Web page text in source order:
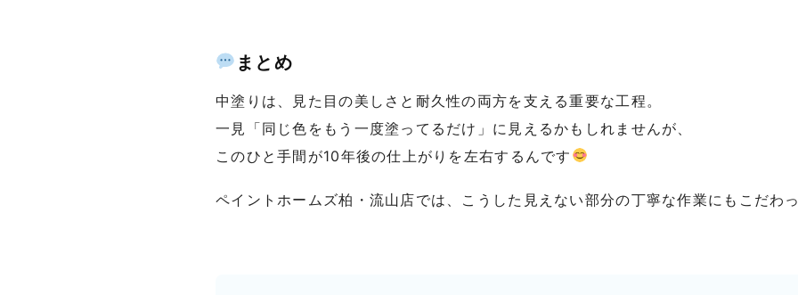
まとめ
中塗りは、見た目の美しさと耐久性の両方を支える重要な工程。
一見「同じ色をもう一度塗ってるだけ」に見えるかもしれませんが、
このひと手間が10年後の仕上がりを左右するんです
ペイントホームズ柏・流山店では、こうした見えない部分の丁寧な作業にもこだわ